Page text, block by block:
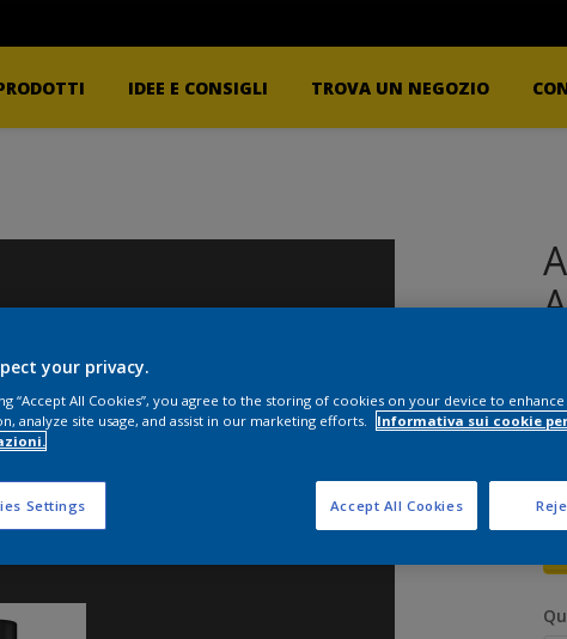
IDEE E CONSIGLI TROVA UN NEGOZIO
your privacy.
“Accept All Cookies”, you agree to the storing of cookies on your device to enhance
analyze site usage, and assist in our marketing efforts.
Informativa sui cookie
Settings Accept All Cookies